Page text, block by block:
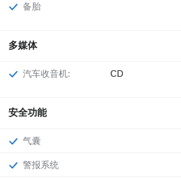
备胎
多媒体
汽车收音机: CD
安全功能
气囊
警报系统